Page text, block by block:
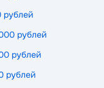
рублей
рублей
рублей